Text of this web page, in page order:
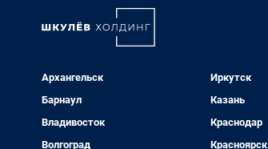
Архангельск
Барнаул
Владивосток
Волгоград
Иркутск
Казань
Краснодар
Красноярск